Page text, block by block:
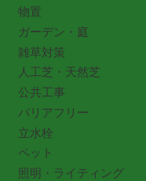
物置
ガーデン・庭
雑草対策
人工芝・天然芝
公共工事
バリアフリー
立水栓
ペット
照明・ライティング